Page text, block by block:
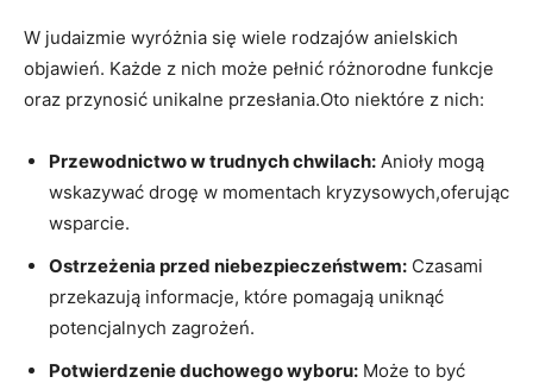
W judaizmie wyróżnia się wiele rodzajów anielskich
objawień. Każde z nich może pełnić różnorodne funkcje
oraz przynosić unikalne przesłania.Oto niektóre z nich:
Przewodnictwo w trudnych chwilach: Anioły mogą
wskazywać drogę w momentach kryzysowych,oferując
wsparcie.
Ostrzeżenia przed niebezpieczeństwem: Czasami
przekazują informacje, które pomagają uniknąć
potencjalnych zagrożeń.
Potwierdzenie duchowego wyboru: Może to być